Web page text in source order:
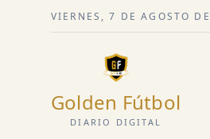
VIERNES, 7 DE AGOSTO
Golden Fútbol
DIARIO DIGITAL